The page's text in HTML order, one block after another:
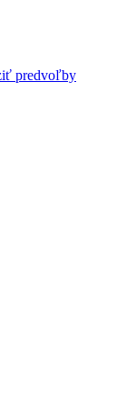
predvoľby